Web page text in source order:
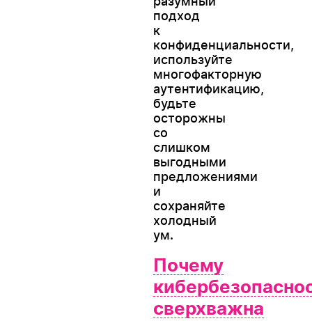
подход
к
конфиденциальности,
используйте
многофакторную
аутентификацию,
будьте
осторожны
со
слишком
выгодными
предложениями
и
сохраняйте
холодный
ум.
Почему
сверхважна